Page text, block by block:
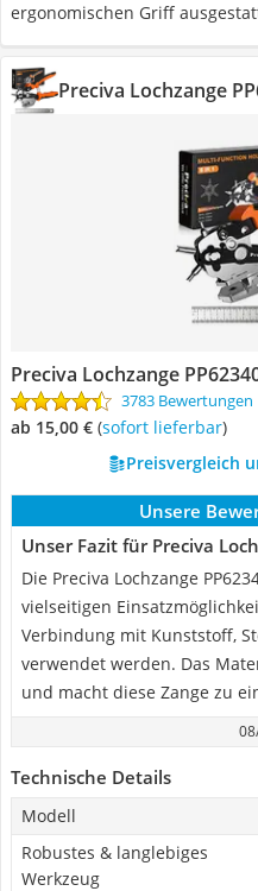
ergonomischen Griff
Preciva Lochzange
Preciva Lochzange
3783 Bewertungen
ab 15,00 € ( Sofort lieferbar)
Preisvergleich
Unsere
Unser Fazit für Preciva
Die Preciva Lochzange
vielseitigen
Verbindung mit Kunststoff,
verwendet werden. Das
und macht diese Zange zu
Technische Details
Modell
Robustes & langlebiges
Werkzeug